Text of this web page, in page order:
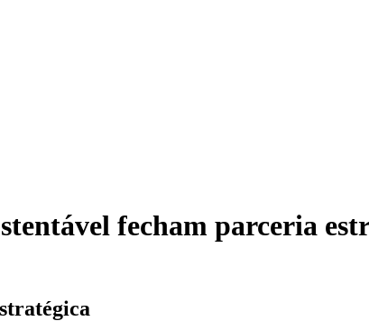
fecham parceria